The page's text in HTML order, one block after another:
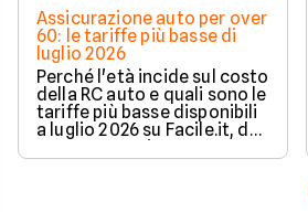
Assicurazione auto per over
60: le tariffe più basse di
luglio 2026
Perché l'età incide sul costo
della RC auto e quali sono le
tariffe più basse disponibili
a luglio 2026 su Facile.it, da
106,32€ annui.